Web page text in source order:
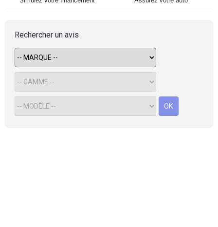
Rechercher un avis
OK